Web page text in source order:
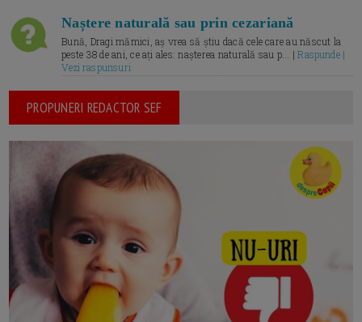
Naștere naturală sau prin cezariană
Bună, Dragi mămici, aș vrea să știu dacă cele care au născut la
peste 38 de ani, ce ați ales: nașterea naturală sau p... |Raspunde |
Vezi raspunsuri
PROPUNERI REDACTOR SEF